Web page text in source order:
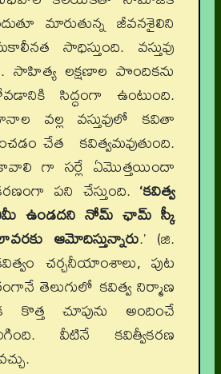
మారుతున్న జీవనశైలిని
సాధిస్తుంది. వస్తువు
లక్షణాల పొందికను
సిద్ధంగా ఉంటుంది.
వల్ల వస్తువులో కవితా
చేత కవిత్వమవుతుంది.
కావాలి గా సర్లే ఏమొత్తయిందా
పని చేస్తుంది. ‘కవిత్వ
ఉండదని నోమ్ ఛామ్ స్కీ
ఆమోదిస్తున్నారు.’ (జి.
చర్చనీయాంశాలు, పుట
తెలుగులో కవిత్వ నిర్మాణ
కొత్త చూపును అందించే
వీటినే కవిత్వీకరణ